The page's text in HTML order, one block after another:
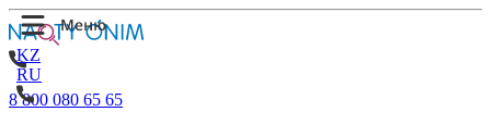
KZ
RU
8 800 080 65 65